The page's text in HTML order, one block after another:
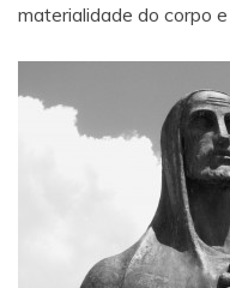
materialidade do corpo